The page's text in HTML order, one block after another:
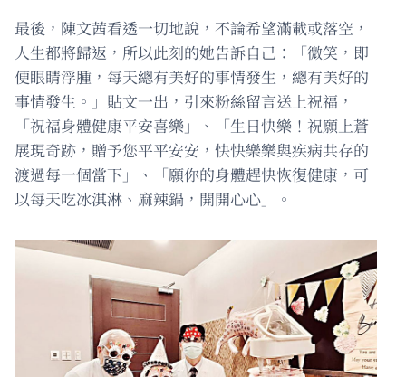
最後，陳文茜看透一切地說，不論希望滿載或落空，
人生都將歸返，所以此刻的她告訴自己：「微笑，即
便眼睛浮腫，每天總有美好的事情發生，總有美好的
事情發生。」貼文一出，引來粉絲留言送上祝福，
「祝福身體健康平安喜樂」、「生日快樂！祝願上蒼
展現奇跡，贈予您平平安安，快快樂樂與疾病共存的
渡過每一個當下」、「願你的身體趕快恢復健康，可
以每天吃冰淇淋、麻辣鍋，開開心心」。